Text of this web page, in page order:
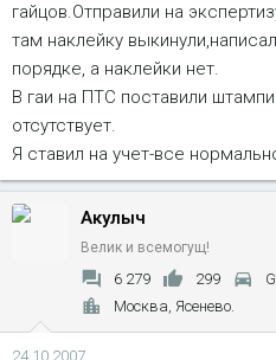
гайцов.Отправили на
там наклейку
порядке, а наклейки нет.
В гаи на ПТС поставили
отсутствует.
Я ставил на учет-все
Акулыч
Велик и всемогущ!
6 279 299
Москва, Ясенево.
24.10.2007